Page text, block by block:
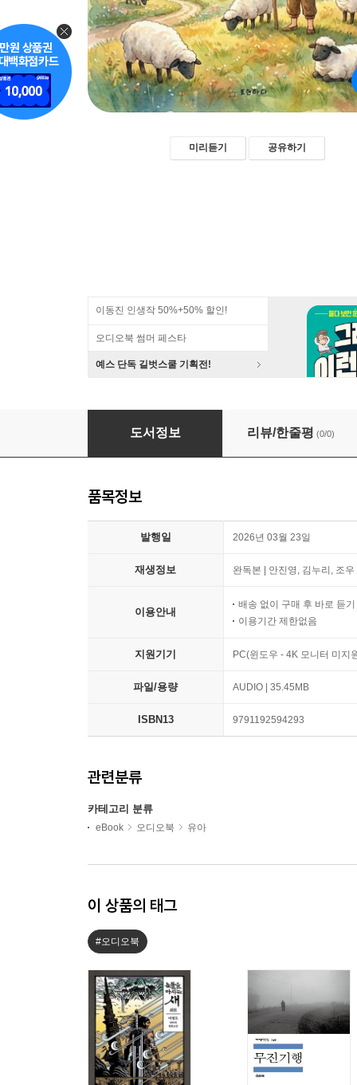
미리듣기 공유하기
이동진 인생작 50%+50% 할인!
오디오북 썸머 페스타
예스 단독 길벗스쿨 기획전!
귀로 보는 동화, 양치기 소년
도서정보 리뷰/한줄평 (0/0)
품목정보
발행일 2026년 03월 23일
재생정보 완독본 | 안진영, 김누리, 조
이용안내
배송 없이 구매 후 바로 듣기
이용기간 제한없음
지원기기 PC(윈도우 - 4K 모니터 미지
파일/용량 AUDIO | 35.45MB
ISBN13 9791192594293
관련분류
카테고리 분류
eBook 오디오북 유아
이 상품의 태그
#오디오북